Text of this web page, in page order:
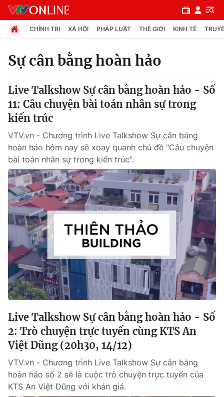
Chuyên mục
Chính trị
Pháp luật
Y tế
Thế giới
Tin tức
Thế giới đó đây
Câu chuyện quốc tế
Kinh tế
Tài chính
Thị trường
Góc doanh nghiệp
Dữ liệu và đời sống
Truyền hình
Phim VTV
Hậu trường
Nhân vật
Khán giả
Giải trí
Điện ảnh
Âm nhạc
Đời sống
Du lịch
Giáo dục
CHÍNH TRỊ XÃ HỘI PHÁP LUẬT THẾ GIỚI KINH TẾ
Sự cân bằng hoàn hảo
Live Talkshow Sự cân bằng hoàn hảo - Số
11: Câu chuyện bài toán nhân sự trong
kiến trúc
VTV.vn - Chương trình Live Talkshow Sự cân bằng
hoàn hảo hôm nay sẽ xoay quanh chủ đề "Câu chuyện
bài toán nhân sự trong kiến trúc".
Live Talkshow Sự cân bằng hoàn hảo - Số
2: Trò chuyện trực tuyến cùng KTS An
Việt Dũng (20h30, 14/12)
VTV.vn - Chương trình Live Talkshow Sự cân bằng
hoàn hảo số 2 sẽ là cuộc trò chuyện trực tuyến của
KTS An Việt Dũng với khán giả.